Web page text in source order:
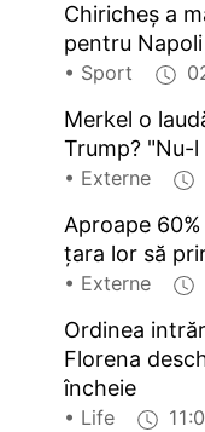
Chiricheș a
pentru Napoli
• Sport
Merkel o
Trump? "Nu-
• Externe
Aproape
țara lor să
• Externe
Ordinea
Florena
încheie
• Life